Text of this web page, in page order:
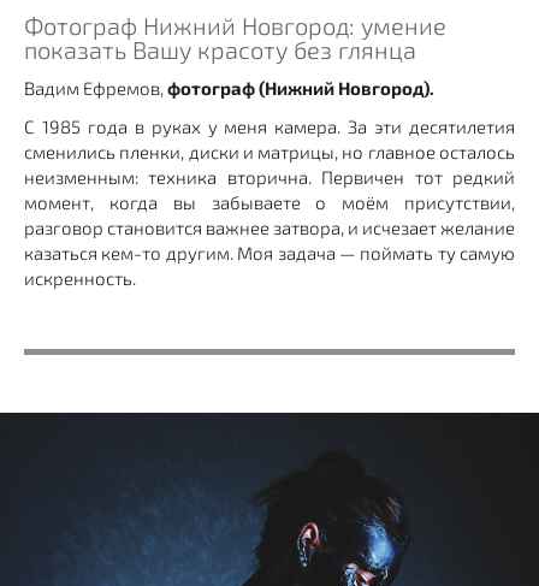
Фотограф Нижний Новгород: умение
показать Вашу красоту без глянца
Вадим Ефремов, фотограф (Нижний Новгород).
С 1985 года в руках у меня камера. За эти десятилетия
сменились пленки, диски и матрицы, но главное осталось
неизменным: техника вторична. Первичен тот редкий
момент, когда вы забываете о моём присутствии,
разговор становится важнее затвора, и исчезает желание
казаться кем-то другим. Моя задача — поймать ту самую
искренность.